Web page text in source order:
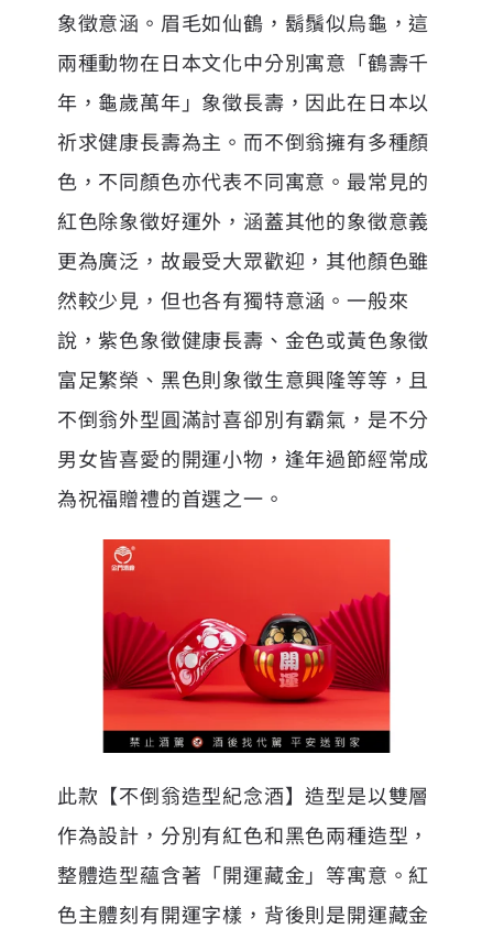
象徵意涵。眉毛如仙鶴，鬍鬚似烏龜，這
兩種動物在日本文化中分別寓意「鶴壽千
年，龜歲萬年」象徵長壽，因此在日本以
祈求健康長壽為主。而不倒翁擁有多種顏
色，不同顏色亦代表不同寓意。最常見的
紅色除象徵好運外，涵蓋其他的象徵意義
更為廣泛，故最受大眾歡迎，其他顏色雖
然較少見，但也各有獨特意涵。一般來
說，紫色象徵健康長壽、金色或黃色象徵
富足繁榮、黑色則象徵生意興隆等等，且
不倒翁外型圓滿討喜卻別有霸氣，是不分
男女皆喜愛的開運小物，逢年過節經常成
為祝福贈禮的首選之一。
此款【不倒翁造型紀念酒】造型是以雙層
作為設計，分別有紅色和黑色兩種造型，
整體造型蘊含著「開運藏金」等寓意。紅
色主體刻有開運字樣，背後則是開運藏金